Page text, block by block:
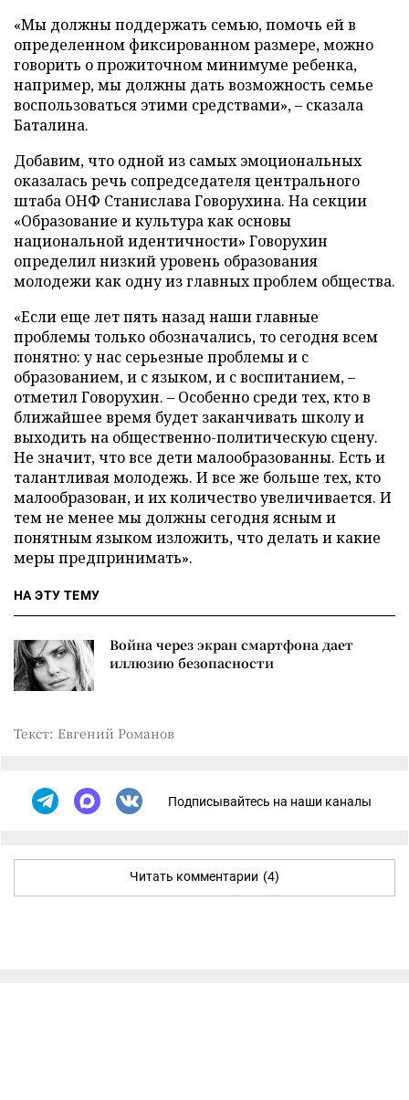
«Мы должны поддержать семью, помочь ей в
определенном фиксированном размере, можно
говорить о прожиточном минимуме ребенка,
например, мы должны дать возможность семье
воспользоваться этими средствами», – сказала
Баталина.
Добавим, что одной из самых эмоциональных
оказалась речь сопредседателя центрального
штаба ОНФ Станислава Говорухина. На секции
«Образование и культура как основы
национальной идентичности» Говорухин
определил низкий уровень образования
молодежи как одну из главных проблем общества.
«Если еще лет пять назад наши главные
проблемы только обозначались, то сегодня всем
понятно: у нас серьезные проблемы и с
образованием, и с языком, и с воспитанием, –
отметил Говорухин. – Особенно среди тех, кто в
ближайшее время будет заканчивать школу и
выходить на общественно-политическую сцену.
Не значит, что все дети малообразованны. Есть и
талантливая молодежь. И все же больше тех, кто
малообразован, и их количество увеличивается. И
тем не менее мы должны сегодня ясным и
понятным языком изложить, что делать и какие
меры предпринимать».
НА ЭТУ ТЕМУ
Война через экран смартфона дает
иллюзию безопасности
Текст: Евгений Романов
Подписывайтесь на наши каналы
Читать комментарии (4)